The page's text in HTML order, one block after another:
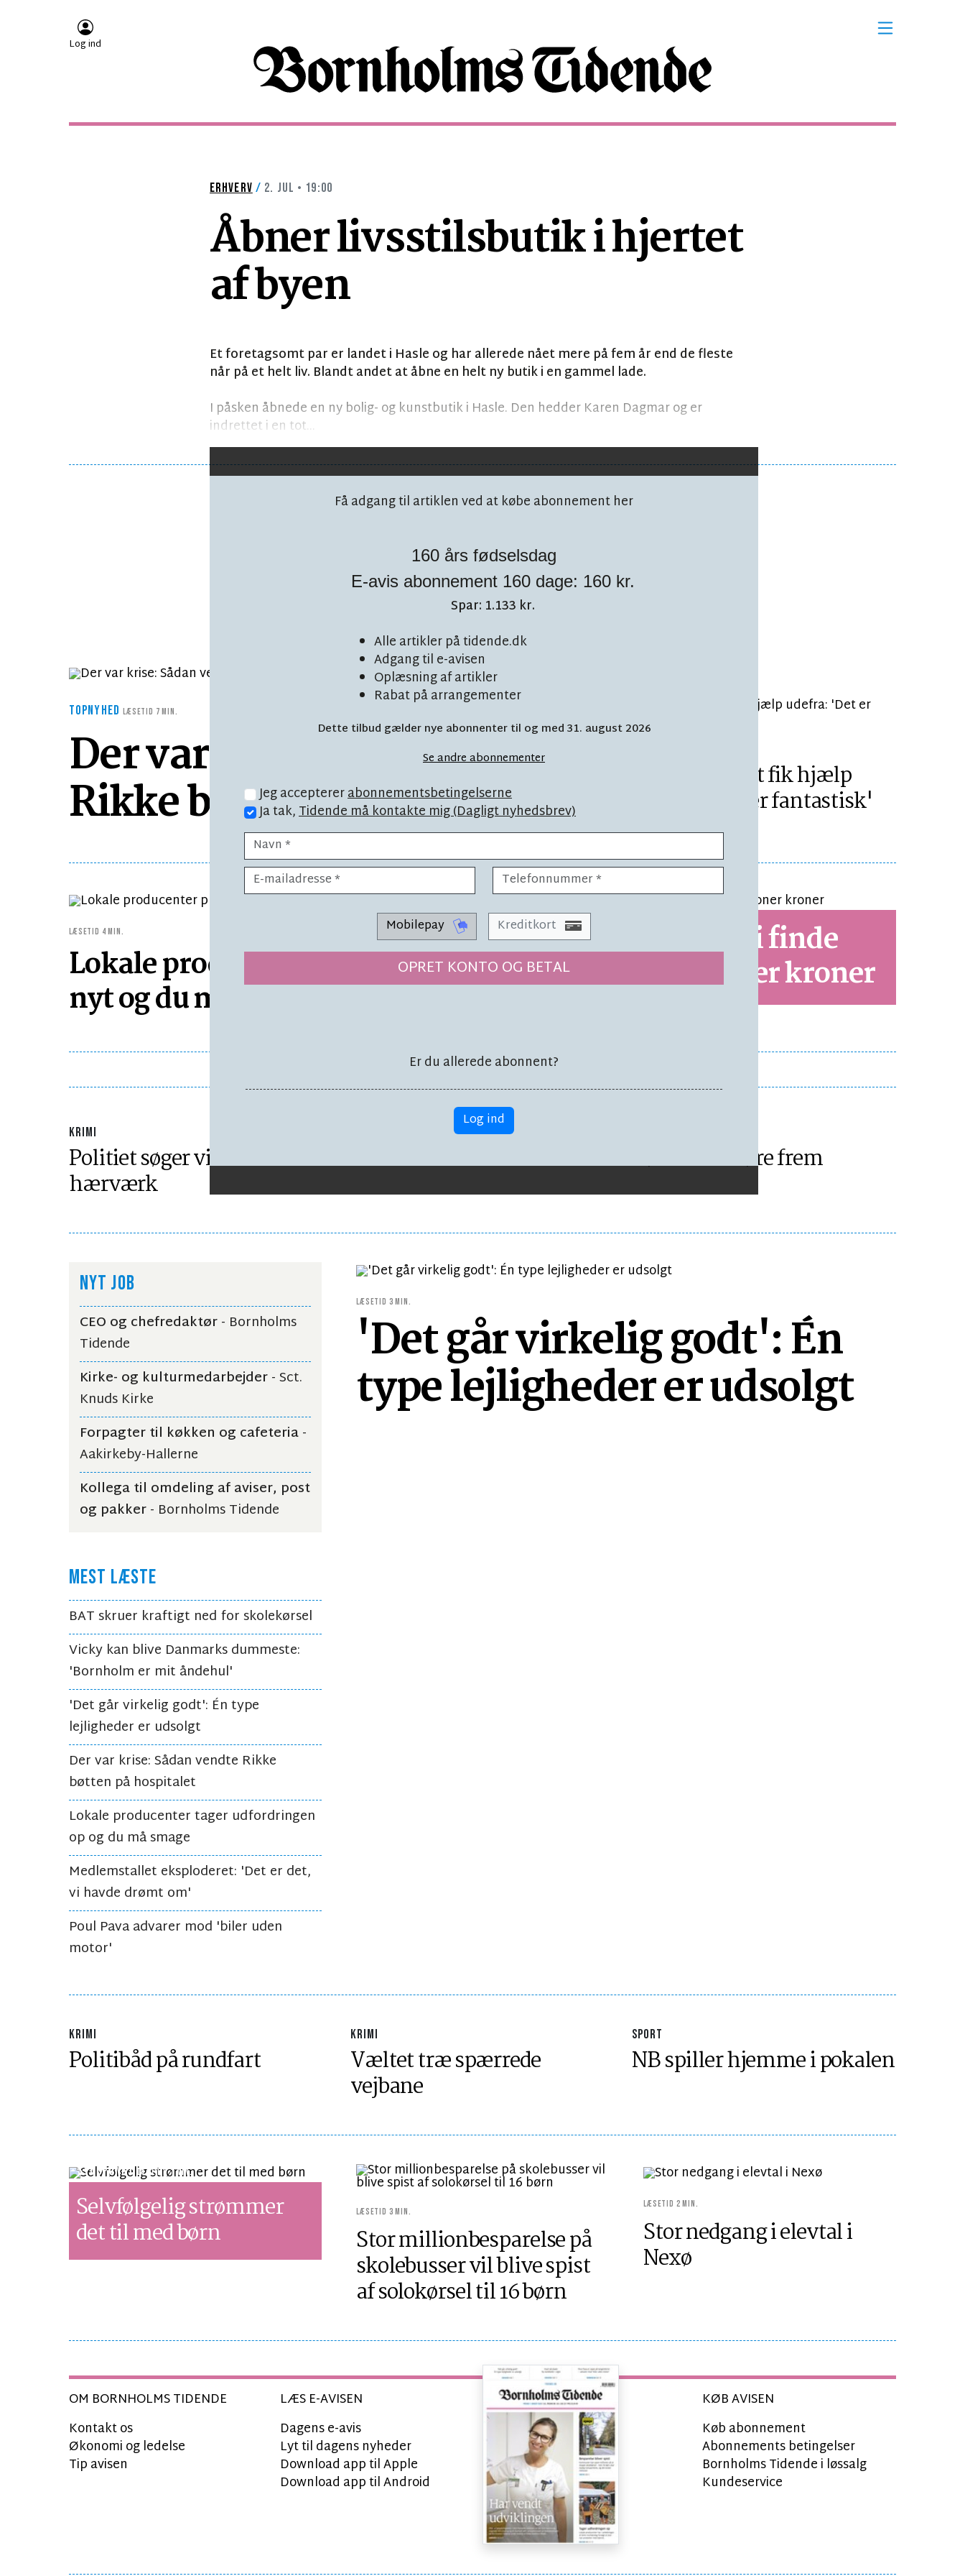
Log ind
ERHVERV / 2. JUL • 19:00
Åbner livsstilsbutik i hjertet
af byen
Et foretagsomt par er landet i Hasle og har allerede nået mere på fem år end de fleste
når på et helt liv. Blandt andet at åbne en helt ny butik i en gammel lade.
I påsken åbnede en ny bolig- og kunstbutik i Hasle. Den hedder Karen Dagmar og er
indrettet i en tot...
Få adgang til artiklen ved at købe abonnement her
160 års fødselsdag
E-avis abonnement 160 dage: 160 kr.
Spar: 1.133 kr.
Alle artikler på tidende.dk
Adgang til e-avisen
Oplæsning af artikler
Rabat på arrangementer
Dette tilbud gælder nye abonnenter til og med 31. august 2026
Se andre abonnementer
Jeg acceptererabonnementsbetingelserne
Ja tak,Tidende må kontakte mig (Dagligt nyhedsbrev)
Mobilepay Kreditkort
OPRET KONTO OG BETAL
Er du allerede abonnent?
Log ind
Følg debatten på facebook!
TOPNYHEDLÆSETID 7 MIN.
Der var krise: Sådan vendte
Rikke bøtten på hospitalet Brandvæsnet fik hjælp
udefra: 'Det er fantastisk'
LÆSETID 4 MIN.
Lokale producenter prøver
nyt og du må smage
SYNSPUNKT
Uanset hvad skal vi finde
mindst 100 millioner kroner
KRIMI
Politiet søger vidner til
hærværk
Solouheld i Klemensker Bøde for at køre frem
NYT JOB
CEO og chefredaktør- Bornholms
Tidende
Kirke- og kulturmedarbejder- Sct.
Knuds Kirke
Forpagter til køkken og cafeteria-
Aakirkeby-Hallerne
Kollega til omdeling af aviser, post
og pakker- Bornholms Tidende
MEST LÆSTE
BAT skruer kraftigt ned for skolekørsel
Vicky kan blive Danmarks dummeste:
'Bornholm er mit åndehul'
'Det går virkelig godt': Én type
lejligheder er udsolgt
Der var krise: Sådan vendte Rikke
bøtten på hospitalet
Lokale producenter tager udfordringen
op og du må smage
Medlemstallet eksploderet: 'Det er det,
vi havde drømt om'
Poul Pava advarer mod 'biler uden
motor'
LÆSETID 3 MIN.
'Det går virkelig godt': Én
type lejligheder er udsolgt
KRIMI
Politibåd på rundfart
KRIMI
Væltet træ spærrede
vejbane
SPORT
NB spiller hjemme i pokalen
SYNSPUNKTLÆSETID 1 MIN.
Selvfølgelig strømmer
det til med børn
LÆSETID 3 MIN.
Stor millionbesparelse på
skolebusser vil blive spist
af solokørsel til 16 børn
LÆSETID 2 MIN.
Stor nedgang i elevtal i
Nexø
OM BORNHOLMS TIDENDE
Kontakt os
Økonomi og ledelse
Tip avisen
LÆS E-AVISEN
Dagens e-avis
Lyt til dagens nyheder
Download app til Apple
Download app til Android
KØB AVISEN
Køb abonnement
Abonnements betingelser
Bornholms Tidende i løssalg
Kundeservice